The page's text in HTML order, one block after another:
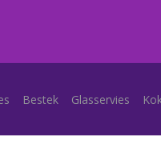
Bestek Glasservies